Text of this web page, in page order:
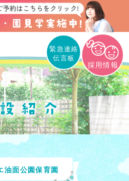
採用情報
緊急連絡
伝言板
油面公園保育園